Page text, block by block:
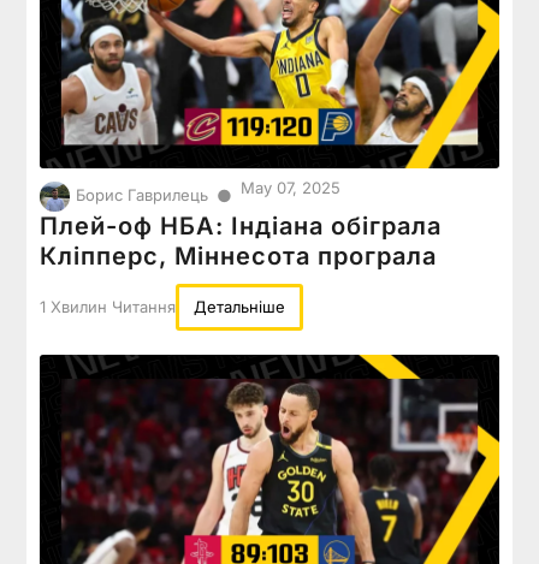
Борис Гаврилець ● May 07, 2025
Плей-оф НБА: Індіана обіграла
Кліпперс, Міннесота програла
1 Хвилин Читання Детальніше